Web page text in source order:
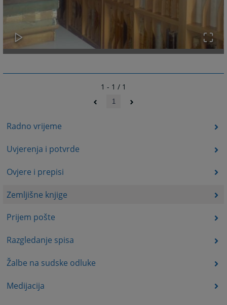
Radno vrijeme
Uvjerenja i potvrde
Ovjere i prepisi
Zemljišne knjige
Prijem pošte
Razgledanje spisa
Žalbe na sudske odluke
Medijacija
1 - 1 / 1
1